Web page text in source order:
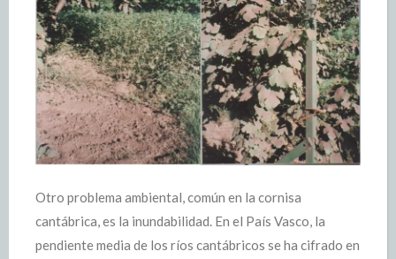
Otro problema ambiental, común en la cornisa
cantábrica, es la inundabilidad. En el País Vasco, la
pendiente media de los ríos cantábricos se ha cifrado en